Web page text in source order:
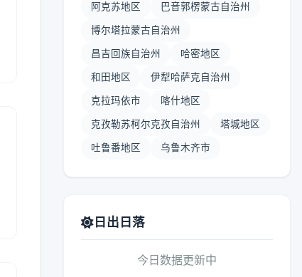
阿克苏地区 巴音郭楞蒙古自治州
博尔塔拉蒙古自治州
昌吉回族自治州 哈密地区
和田地区 伊犁哈萨克自治州
克拉玛依市 喀什地区
克孜勒苏柯尔克孜自治州 塔城地区
吐鲁番地区 乌鲁木齐市
日出日落
今日数据更新中